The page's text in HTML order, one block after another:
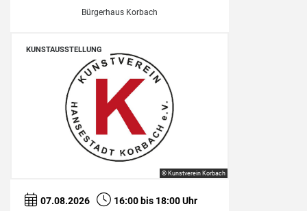
Bürgerhaus Korbach
07.08.2026 16:00 bis 18:00 Uhr
KUNSTAUSSTELLUNG
© Kunstverein Korbach